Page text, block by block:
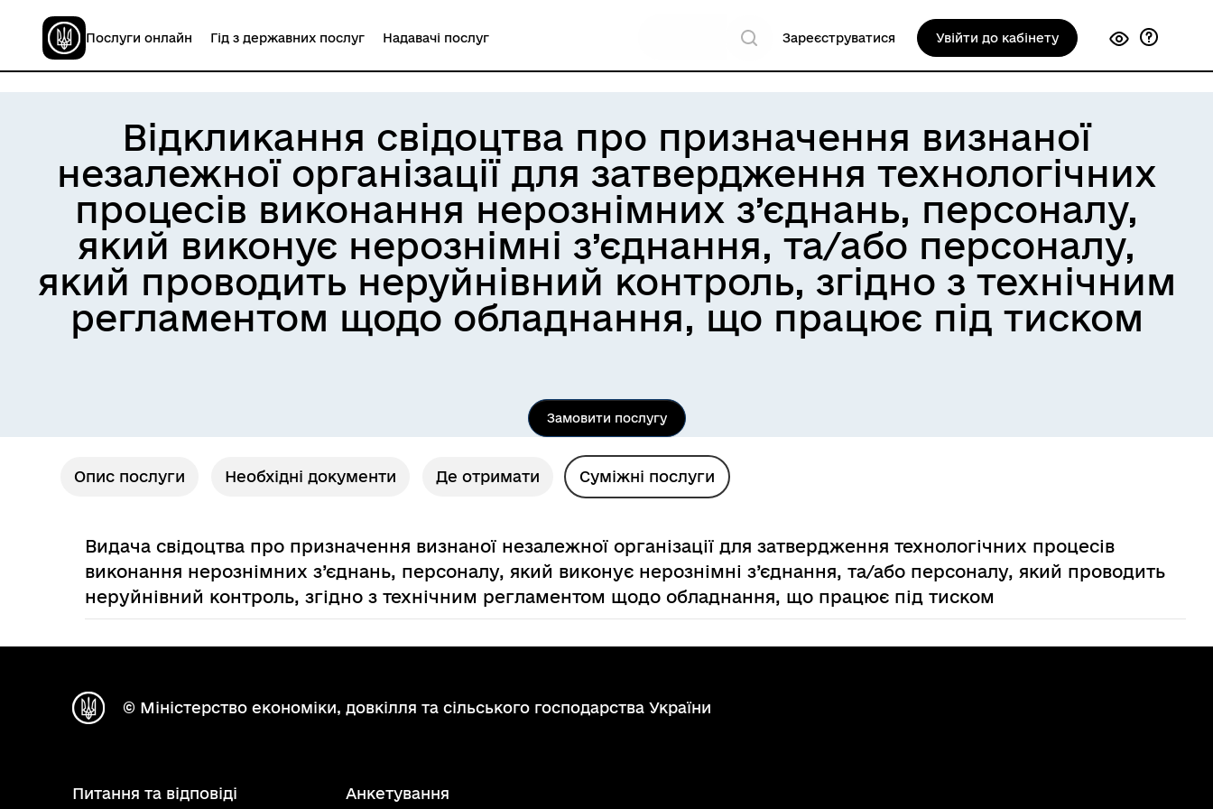
Послуги онлайн Гід з державних послуг Надавачі послуг Зареєструватися Увійти до кабінету
Відкликання свідоцтва про призначення визнаної
незалежної організації для затвердження технологічних
процесів виконання нерознімних з’єднань, персоналу,
який виконує нерознімні з’єднання, та/або персоналу,
який проводить неруйнівний контроль, згідно з технічним
регламентом щодо обладнання, що працює під тиском
Замовити послугу
Опис послуги Необхідні документи Де отримати Суміжні послуги
Видача свідоцтва про призначення визнаної незалежної організації для затвердження технологічних процесів
виконання нерознімних з’єднань, персоналу, який виконує нерознімні з’єднання, та/або персоналу, який проводить
неруйнівний контроль, згідно з технічним регламентом щодо обладнання, що працює під тиском
© Міністерство економіки, довкілля та сільського господарства України
Питання та відповіді Анкетування